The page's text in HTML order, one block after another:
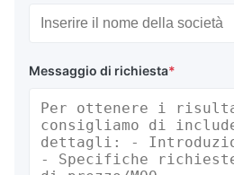
Messaggio di richiesta*